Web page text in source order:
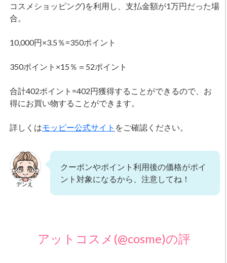
コスメショッピング)を利用し、支払金額が1万円だった場
合。
10,000円×3.5％=350ポイント
350ポイント×15％＝52ポイント
合計402ポイント=402円獲得することができるので、お
得にお買い物することができます。
詳しくはモッピー公式サイト をご確認ください。
デンえ
クーポンやポイント利用後の価格がポイ
ント対象になるから、注意してね！
アットコスメ(@cosme)の評